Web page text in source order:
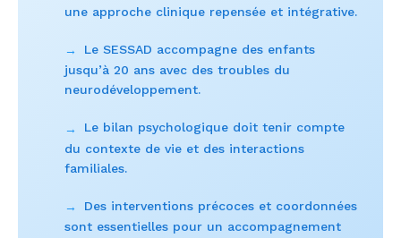
une approche clinique repensée et intégrative.
→
Le SESSAD accompagne des enfants
jusqu’à 20 ans avec des troubles du
neurodéveloppement.
→
Le bilan psychologique doit tenir compte
du contexte de vie et des interactions
familiales.
→
Des interventions précoces et coordonnées
sont essentielles pour un accompagnement